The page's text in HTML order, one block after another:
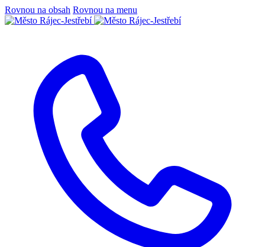
Rovnou na obsah Rovnou na menu